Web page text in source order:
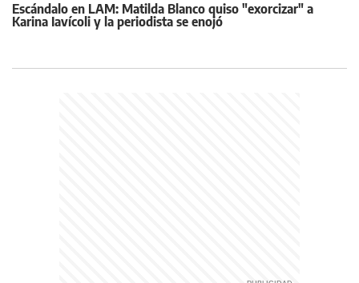
Escándalo en LAM: Matilda Blanco quiso "exorcizar" a
Karina Iavícoli y la periodista se enojó